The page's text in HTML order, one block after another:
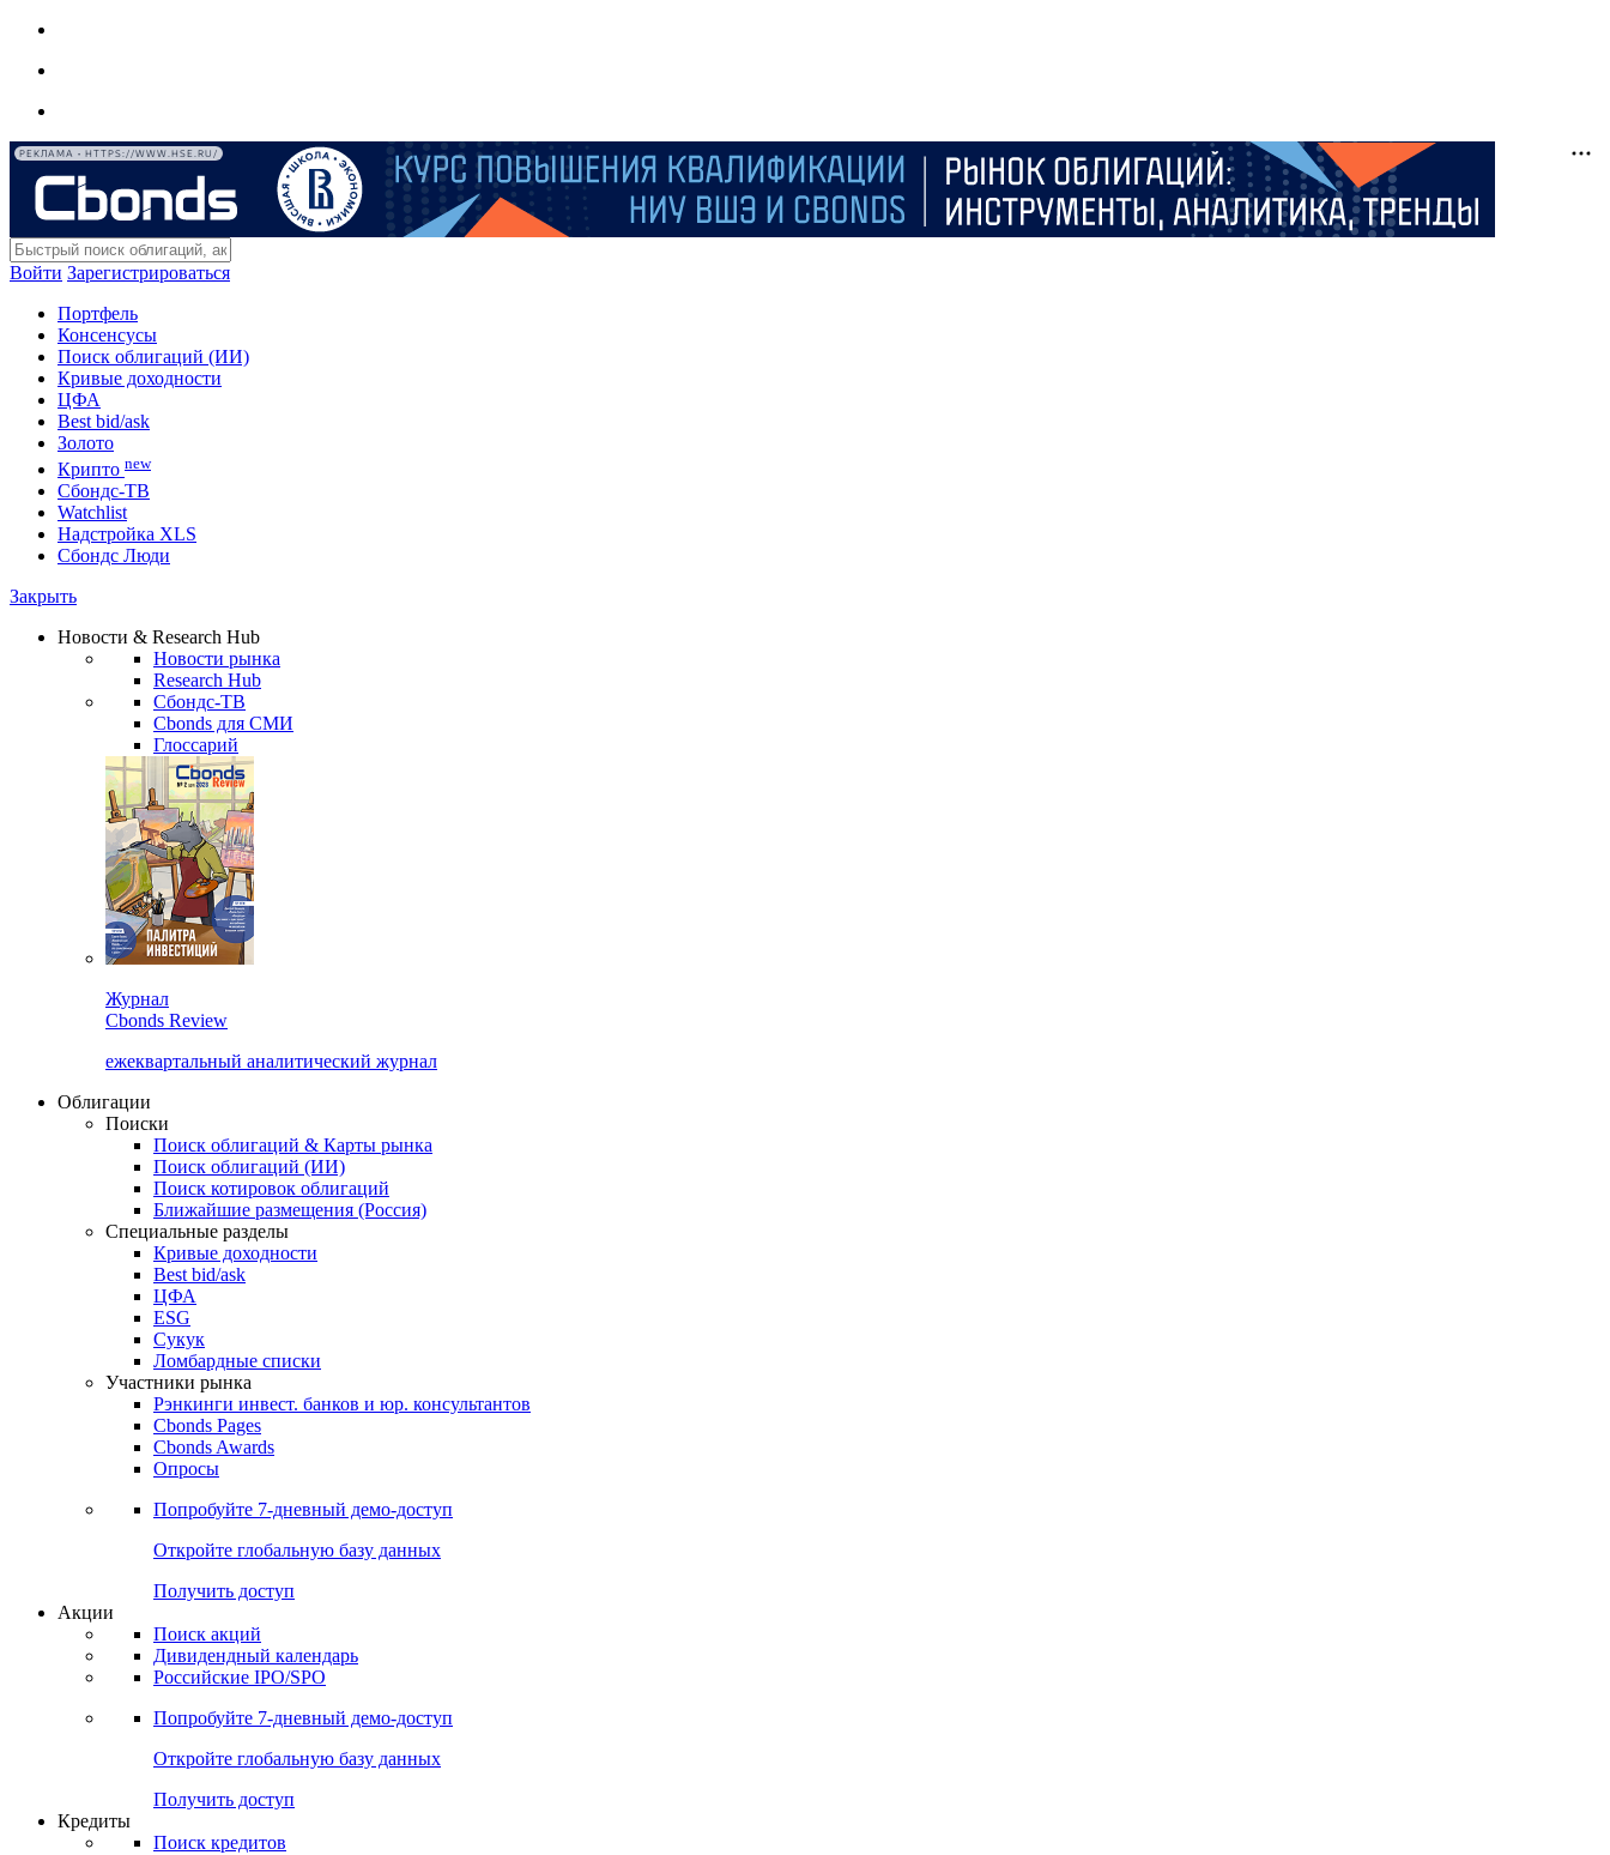
РЕКЛАМА • HTTPS://WWW.HSE.RU/
Войти Зарегистрироваться
Портфель
Консенсусы
Поиск облигаций (ИИ)
Кривые доходности
ЦФА
Best bid/ask
Золото
Крипто new
Сбондс-ТВ
Watchlist
Надстройка XLS
Сбондс Люди
Закрыть
Новости & Research Hub
Новости рынка
Research Hub
Сбондс-ТВ
Cbonds для СМИ
Глоссарий
Журнал
Cbonds Review
ежеквартальный аналитический журнал
Облигации
Поиски
Поиск облигаций & Карты рынка
Поиск облигаций (ИИ)
Поиск котировок облигаций
Ближайшие размещения (Россия)
Специальные разделы
Кривые доходности
Best bid/ask
ЦФА
ESG
Сукук
Ломбардные списки
Участники рынка
Рэнкинги инвест. банков и юр. консультантов
Cbonds Pages
Cbonds Awards
Опросы
Попробуйте 7-дневный демо-доступ
Откройте глобальную базу данных
Получить доступ
Акции
Поиск акций
Дивидендный календарь
Российские IPO/SPO
Попробуйте 7-дневный демо-доступ
Откройте глобальную базу данных
Получить доступ
Кредиты
Поиск кредитов